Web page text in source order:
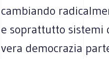
cambiando
e soprattutto sistemi
vera democrazia